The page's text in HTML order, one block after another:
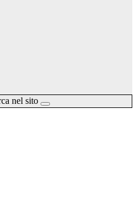
nel sito